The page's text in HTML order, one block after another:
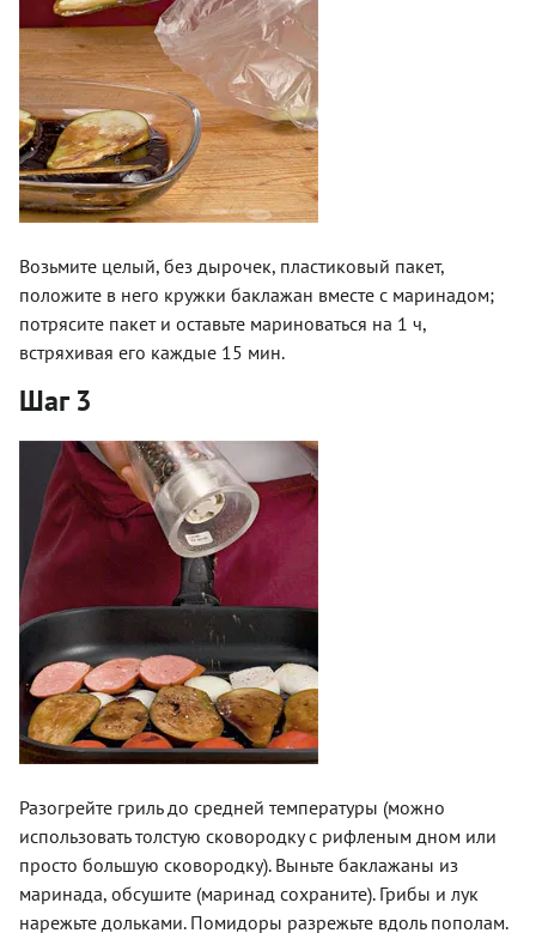
Возьмите целый, без дырочек, пластиковый пакет,
положите в него кружки баклажан вместе с маринадом;
потрясите пакет и оставьте мариноваться на 1 ч,
встряхивая его каждые 15 мин.
Шаг 3
Разогрейте гриль до средней температуры (можно
использовать толстую сковородку с рифленым дном или
просто большую сковородку). Выньте баклажаны из
маринада, обсушите (маринад сохраните). Грибы и лук
нарежьте дольками. Помидоры разрежьте вдоль пополам.